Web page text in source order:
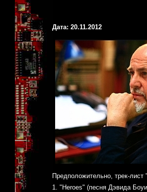
Дата: 20.11.2012
Предположительно, трек-
1. "Heroes" (песня Дэвида